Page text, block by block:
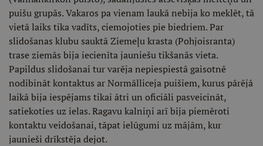
puišu grupās. Vakaros pa vienam laukā nebija ko meklēt, tā
vietā laiks tika vadīts, ciemojoties pie biedriem. Par
slidošanas klubu sauktā Ziemeļu krasta (Pohjoisranta)
trase ziemās bija iecienīta jauniešu tikšanās vieta.
Papildus slidošanai tur varēja nepiespiestā gaisotnē
nodibināt kontaktus ar Normālliceja puišiem, kurus pārējā
laikā bija iespējams tikai ātri un oficiāli pasveicināt,
satiekoties uz ielas. Ragavu kalniņi arī bija piemēroti
kontaktu veidošanai, tāpat ielūgumi uz mājām, kur
jaunieši drīkstēja dejot.